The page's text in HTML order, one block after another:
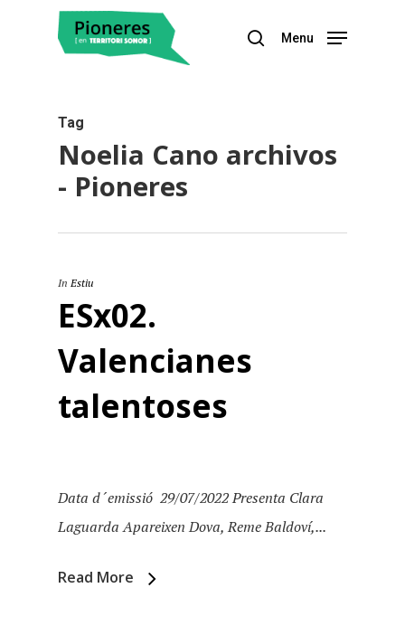
Menu
Tag
Noelia Cano archivos
- Pioneres
In Estiu
ESx02.
Valencianes
talentoses
Data d´emissió 29/07/2022 Presenta Clara
Laguarda Apareixen Dova, Reme Baldoví,...
Read More